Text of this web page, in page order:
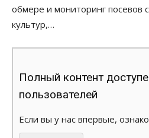
обмере и мониторинг посевов
культур,…
Полный контент
пользователей
Если вы у нас впервые,